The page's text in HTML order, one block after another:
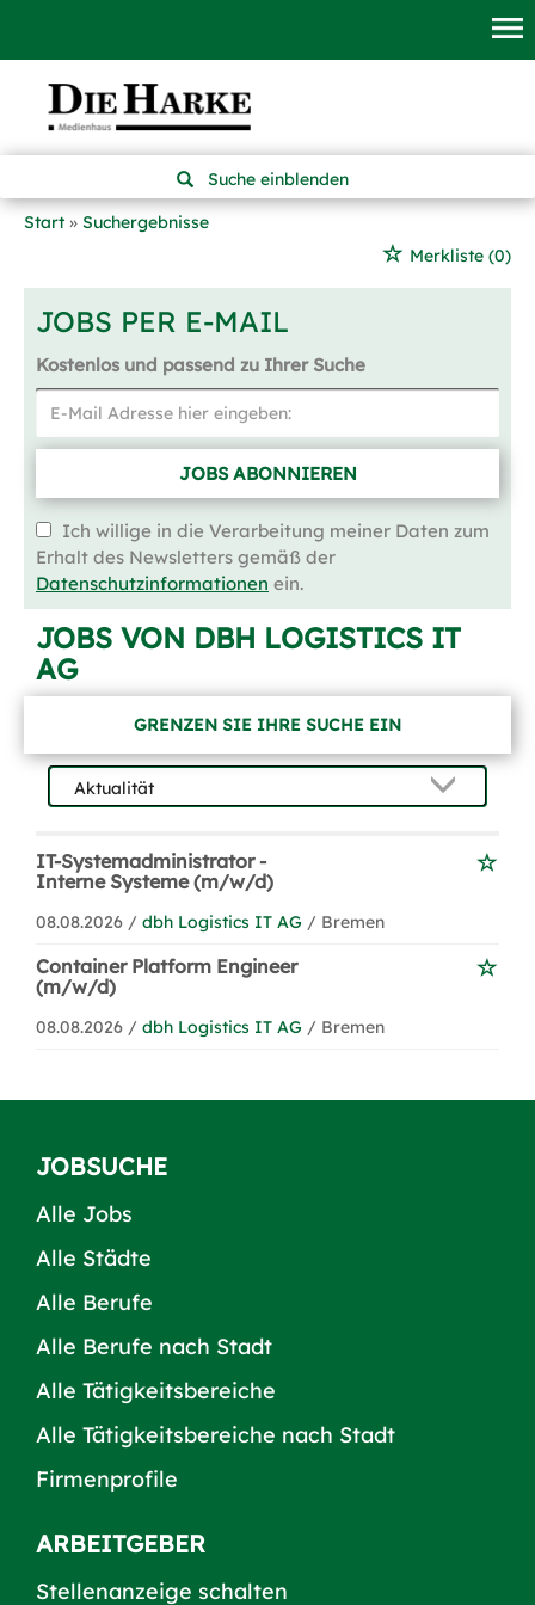
Suche einblenden
Start
Suchergebnisse
Merkliste (0)
JOBS PER E-MAIL
Kostenlos und passend zu Ihrer Suche
JOBS ABONNIEREN
Ich willige in die Verarbeitung meiner Daten zum
Erhalt des Newsletters gemäß der
Datenschutzinformationen ein.
JOBS VON DBH LOGISTICS IT
AG
GRENZEN SIE IHRE SUCHE EIN
IT-Systemadministrator -
Interne Systeme (m/w/d)
08.08.2026 / dbh Logistics IT AG / Bremen
Container Platform Engineer
(m/w/d)
08.08.2026 / dbh Logistics IT AG / Bremen
JOBSUCHE
Alle Jobs
Alle Städte
Alle Berufe
Alle Berufe nach Stadt
Alle Tätigkeitsbereiche
Alle Tätigkeitsbereiche nach Stadt
Firmenprofile
ARBEITGEBER
Stellenanzeige schalten